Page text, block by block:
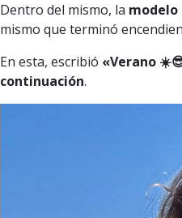
Dentro del mismo, la modelo
mismo que terminó
En esta, escribió «Verano
continuación.